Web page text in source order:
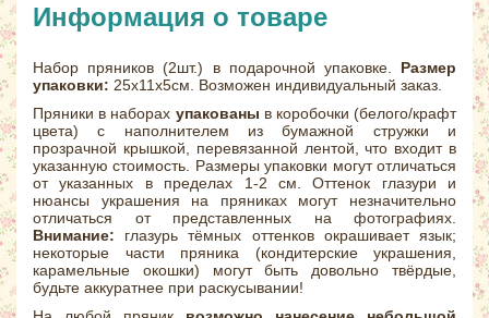
Информация о товаре
Набор пряников (2шт.) в подарочной упаковке. Размер
упаковки: 25х11х5см. Возможен индивидуальный заказ.
Пряники в наборах упакованы в коробочки (белого/крафт
цвета) с наполнителем из бумажной стружки и
прозрачной крышкой, перевязанной лентой, что входит в
указанную стоимость. Размеры упаковки могут отличаться
от указанных в пределах 1-2 см. Оттенок глазури и
нюансы украшения на пряниках могут незначительно
отличаться от представленных на фотографиях.
Внимание: глазурь тёмных оттенков окрашивает язык;
некоторые части пряника (кондитерские украшения,
карамельные окошки) могут быть довольно твёрдые,
будьте аккуратнее при раскусывании!